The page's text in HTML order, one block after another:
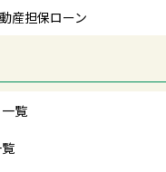
産担保ローン
覧